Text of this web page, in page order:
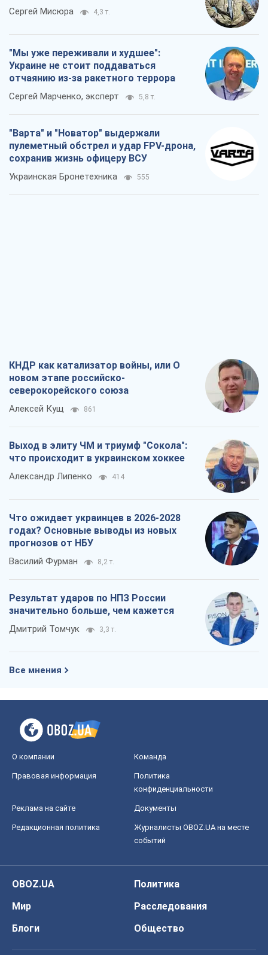
Сергей Мисюра 4,3 т.
"Мы уже переживали и худшее":
Украине не стоит поддаваться
отчаянию из-за ракетного террора
Сергей Марченко, эксперт 5,8 т.
"Варта" и "Новатор" выдержали
пулеметный обстрел и удар FPV-дрона,
сохранив жизнь офицеру ВСУ
Украинская Бронетехника 555
КНДР как катализатор войны, или О
новом этапе российско-
северокорейского союза
Алексей Кущ 861
Выход в элиту ЧМ и триумф "Сокола":
что происходит в украинском хоккее
Александр Липенко 414
Что ожидает украинцев в 2026-2028
годах? Основные выводы из новых
прогнозов от НБУ
Василий Фурман 8,2 т.
Результат ударов по НПЗ России
значительно больше, чем кажется
Дмитрий Томчук 3,3 т.
Все мнения
О компании Команда
Правовая информация
Политика
конфиденциальности
Реклама на сайте Документы
Редакционная политика
Журналисты OBOZ.UA на месте
событий
OBOZ.UA
Политика
Мир
Расследования
Блоги
Общество